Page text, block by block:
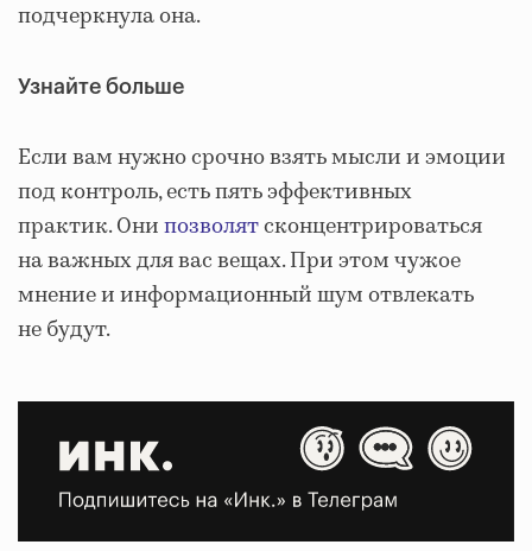
подчеркнула она.
Узнайте больше
Если вам нужно срочно взять мысли и эмоции
под контроль, есть пять эффективных
практик. Онипозволятсконцентрироваться
на важных для вас вещах. При этом чужое
мнение и информационный шум отвлекать
не будут.